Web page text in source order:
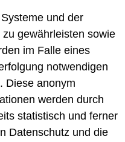
und der
gewährleisten sowie
im Falle eines
notwendigen
Diese anonym
werden durch
statistisch und ferner
Datenschutz und die